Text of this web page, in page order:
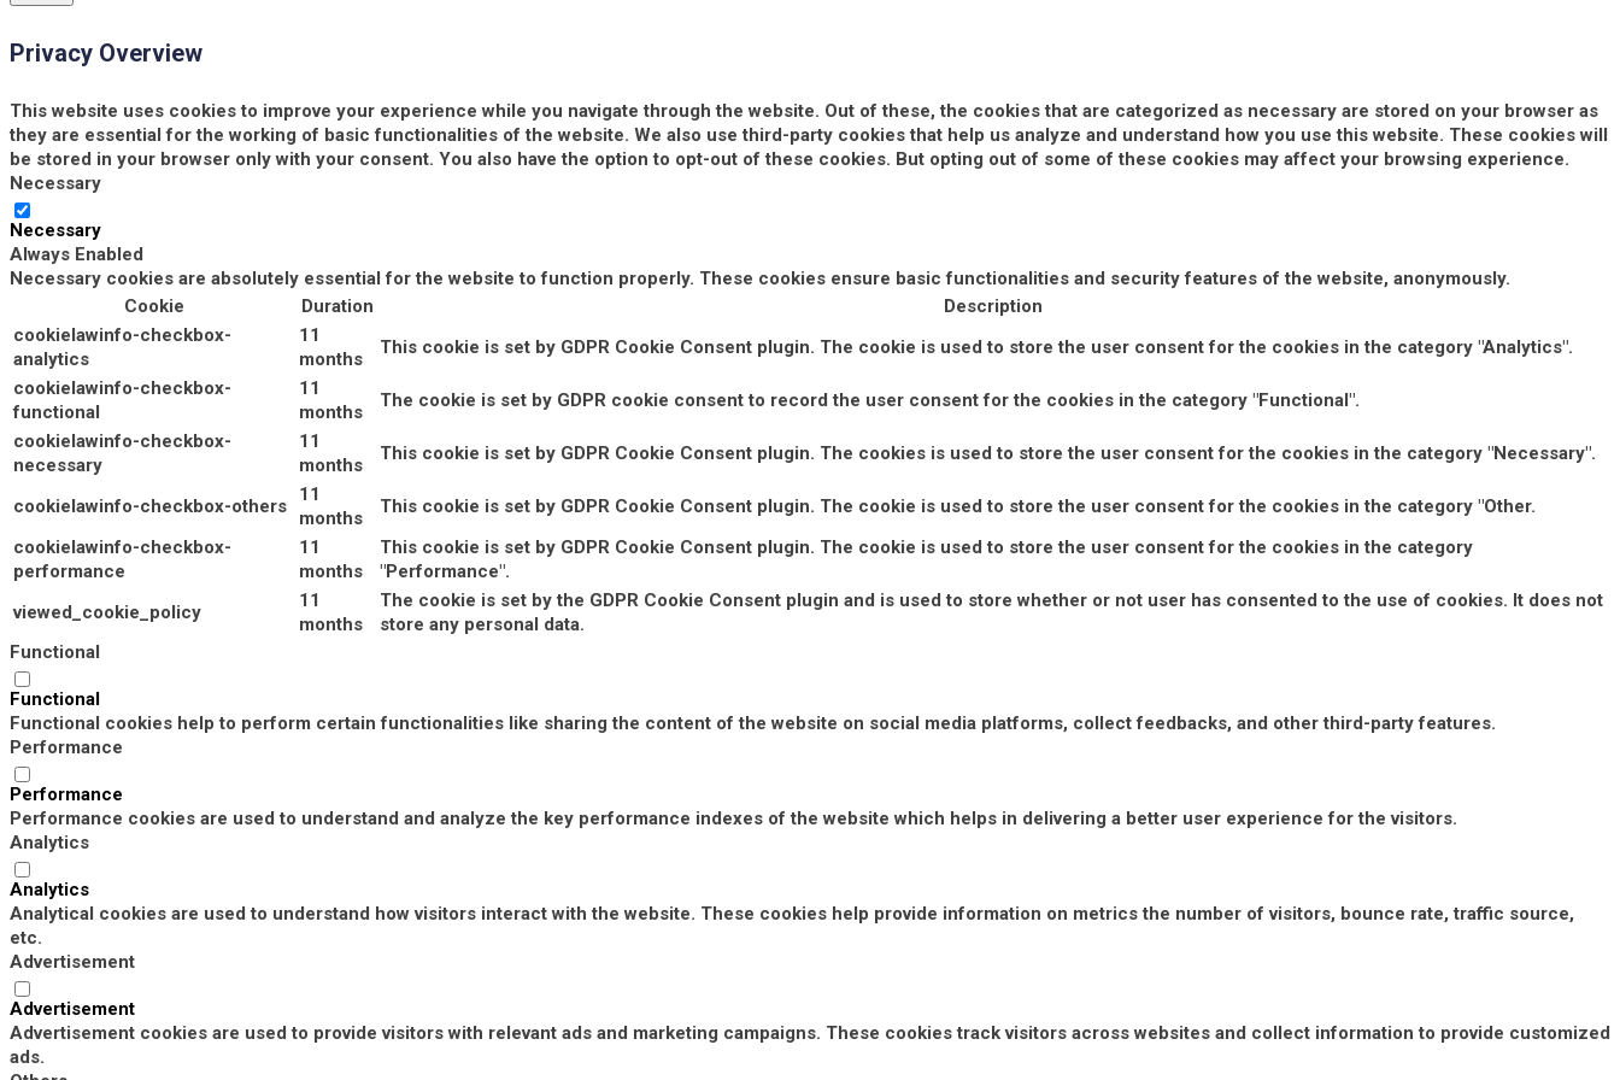
Privacy Overview
This website uses cookies to improve your experience while you navigate through the website. Out of these, the cookies that are categorized as necessary are stored on your browser as
they are essential for the working of basic functionalities of the website. We also use third-party cookies that help us analyze and understand how you use this website. These cookies will
be stored in your browser only with your consent. You also have the option to opt-out of these cookies. But opting out of some of these cookies may affect your browsing experience.
Necessary
Necessary
Always Enabled
Necessary cookies are absolutely essential for the website to function properly. These cookies ensure basic functionalities and security features of the website, anonymously.
Cookie
Duration
Description
cookielawinfo-checkbox-
analytics
11
months
This cookie is set by GDPR Cookie Consent plugin. The cookie is used to store the user consent for the cookies in the category "Analytics".
cookielawinfo-checkbox-
functional
11
months
The cookie is set by GDPR cookie consent to record the user consent for the cookies in the category "Functional".
cookielawinfo-checkbox-
necessary
11
months
This cookie is set by GDPR Cookie Consent plugin. The cookies is used to store the user consent for the cookies in the category "Necessary".
cookielawinfo-checkbox-others
11
months
This cookie is set by GDPR Cookie Consent plugin. The cookie is used to store the user consent for the cookies in the category "Other.
cookielawinfo-checkbox-
performance
11
months
This cookie is set by GDPR Cookie Consent plugin. The cookie is used to store the user consent for the cookies in the category
"Performance".
viewed_cookie_policy
11
months
The cookie is set by the GDPR Cookie Consent plugin and is used to store whether or not user has consented to the use of cookies. It does not
store any personal data.
Functional
Functional
Functional cookies help to perform certain functionalities like sharing the content of the website on social media platforms, collect feedbacks, and other third-party features.
Performance
Performance
Performance cookies are used to understand and analyze the key performance indexes of the website which helps in delivering a better user experience for the visitors.
Analytics
Analytics
Analytical cookies are used to understand how visitors interact with the website. These cookies help provide information on metrics the number of visitors, bounce rate, traffic source,
etc.
Advertisement
Advertisement
Advertisement cookies are used to provide visitors with relevant ads and marketing campaigns. These cookies track visitors across websites and collect information to provide customized
ads.